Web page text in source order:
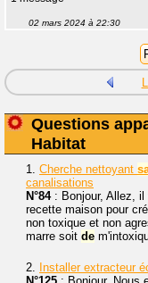
02 mars 2024 à 22:30
Questions
Habitat
1. Cherche nettoyant
canalisations
N°84: Bonjour, Allez, il
recette maison pour
non toxique et non
marre soit de
2. Installer extracteur